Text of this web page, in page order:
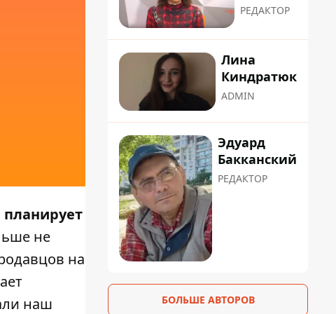
не
на
наш
РЕДАКТОР
Лина
Киндратюк
ADMIN
Эдуард
Бакканский
РЕДАКТОР
БОЛЬШЕ АВТОРОВ